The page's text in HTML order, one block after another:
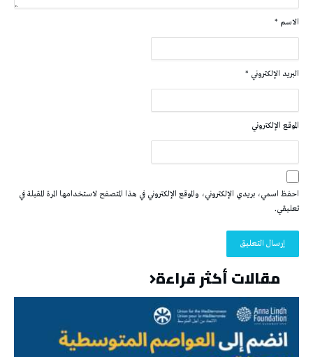
الاسم *
البريد الإلكتروني *
الموقع الإلكتروني
احفظ اسمي، بريدي الإلكتروني، والموقع الإلكتروني في هذا المتصفح لاستخدامها المرة المقبلة في
تعليقي.
مقالات أكثر قراءة